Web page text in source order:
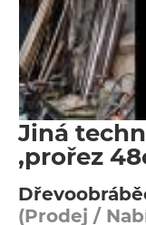
Jiná
,prořez
(Prodej /